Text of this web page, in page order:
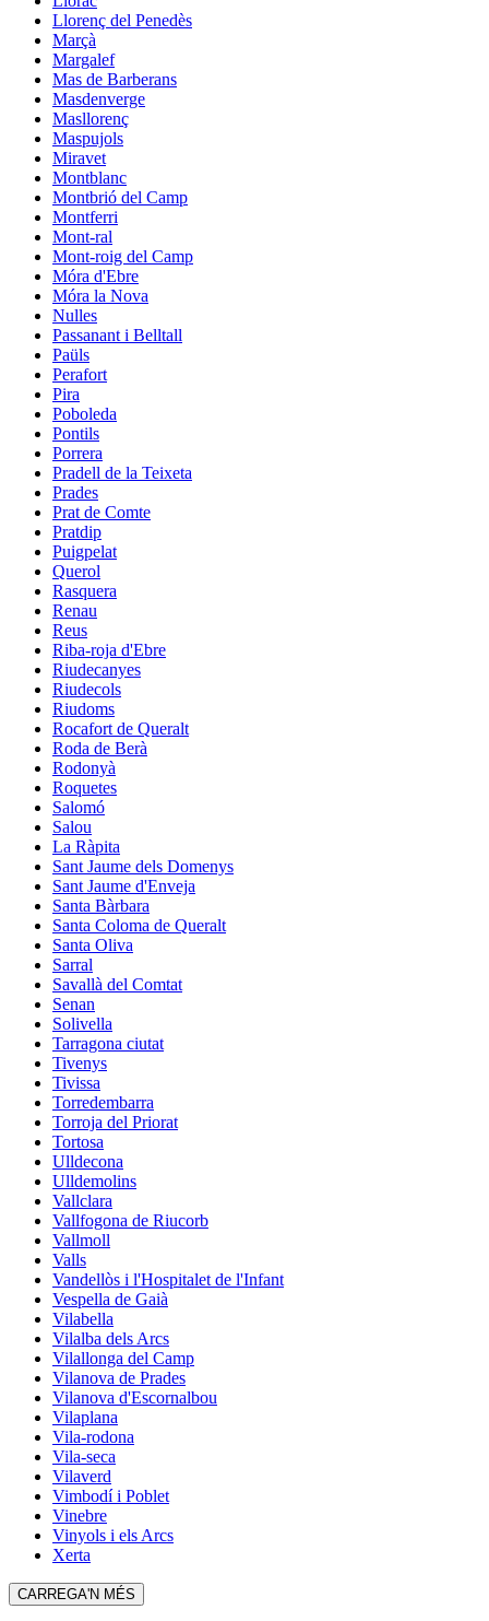
Llorenç del Penedès
Marçà
Margalef
Mas de Barberans
Masdenverge
Masllorenç
Maspujols
Miravet
Montblanc
Montbrió del Camp
Montferri
Mont-ral
Mont-roig del Camp
Móra d'Ebre
Móra la Nova
Nulles
Passanant i Belltall
Paüls
Perafort
Pira
Poboleda
Pontils
Porrera
Pradell de la Teixeta
Prades
Prat de Comte
Pratdip
Puigpelat
Querol
Rasquera
Renau
Reus
Riba-roja d'Ebre
Riudecanyes
Riudecols
Riudoms
Rocafort de Queralt
Roda de Berà
Rodonyà
Roquetes
Salomó
Salou
La Ràpita
Sant Jaume dels Domenys
Sant Jaume d'Enveja
Santa Bàrbara
Santa Coloma de Queralt
Santa Oliva
Sarral
Savallà del Comtat
Senan
Solivella
Tarragona ciutat
Tivenys
Tivissa
Torredembarra
Torroja del Priorat
Tortosa
Ulldecona
Ulldemolins
Vallclara
Vallfogona de Riucorb
Vallmoll
Valls
Vandellòs i l'Hospitalet de l'Infant
Vespella de Gaià
Vilabella
Vilalba dels Arcs
Vilallonga del Camp
Vilanova de Prades
Vilanova d'Escornalbou
Vilaplana
Vila-rodona
Vila-seca
Vilaverd
Vimbodí i Poblet
Vinebre
Vinyols i els Arcs
Xerta
CARREGA'N MÉS